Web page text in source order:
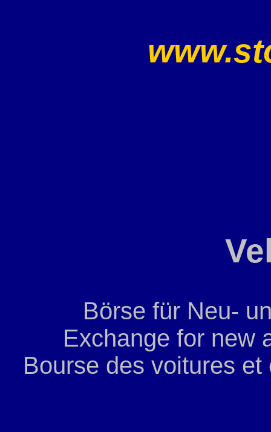
Börse für Neu-
Exchange for new
Bourse des voitures